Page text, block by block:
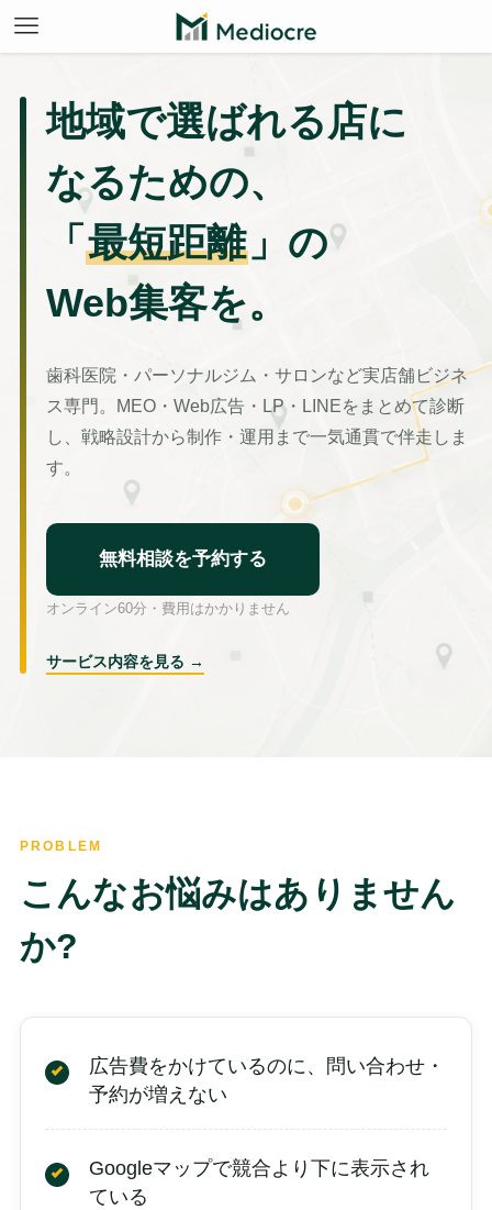
地域で選ばれる店に
なるための、
「 最短距離」の
Web集客を。
歯科医院・パーソナルジム・サロンなど実店舗ビジネ
ス専門。MEO・Web広告・LP・LINEをまとめて診断
し、戦略設計から制作・運用まで一気通貫で伴走しま
す。
無料相談を予約する
オンライン60分・費用はかかりません
サービス内容を見る →
PROBLEM
こんなお悩みはありません
か?
広告費をかけているのに、問い合わせ・
予約が増えない
Googleマップで競合より下に表示され
ている